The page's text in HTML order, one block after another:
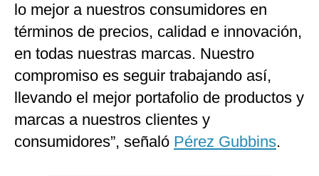
lo mejor a nuestros consumidores en
términos de precios, calidad e innovación,
en todas nuestras marcas. Nuestro
compromiso es seguir trabajando así,
llevando el mejor portafolio de productos y
marcas a nuestros clientes y
consumidores”, señaló Pérez Gubbins.